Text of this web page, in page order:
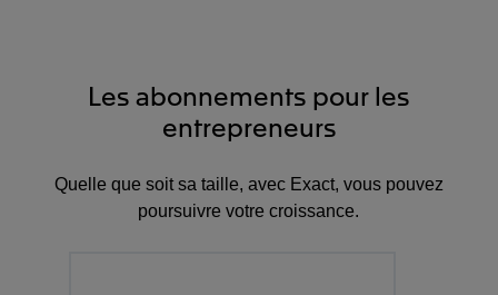
Les abonnements pour les
entrepreneurs
Quelle que soit sa taille, avec Exact, vous pouvez
poursuivre votre croissance.